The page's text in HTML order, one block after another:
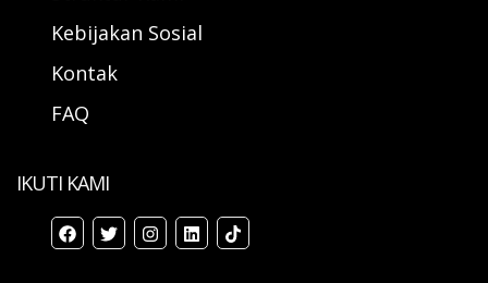
Kebijakan Sosial
Kontak
FAQ
IKUTI KAMI